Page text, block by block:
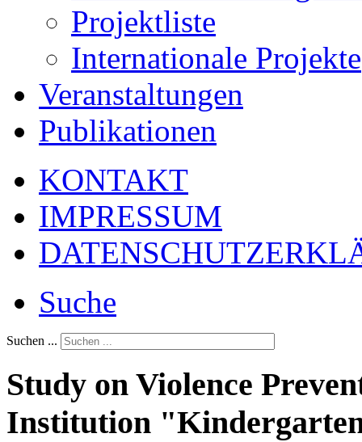
Projektliste
Internationale Projekte
Veranstaltungen
Publikationen
KONTAKT
IMPRESSUM
Suche
Suchen ...
Study on Violence
Institution